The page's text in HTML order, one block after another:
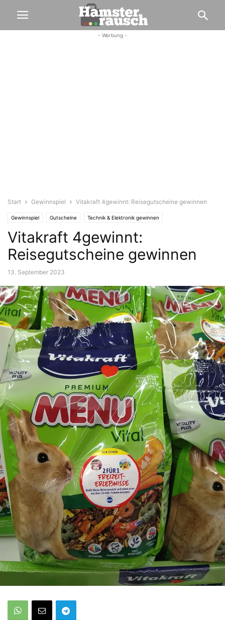
- Werbung -
Start Gewinnspiel Vitakraft 4gewinnt: Reisegutscheine gewinnen
Gewinnspiel Gutscheine Technik & Elektronik gewinnen
Vitakraft 4gewinnt:
Reisegutscheine gewinnen
13. September 2023